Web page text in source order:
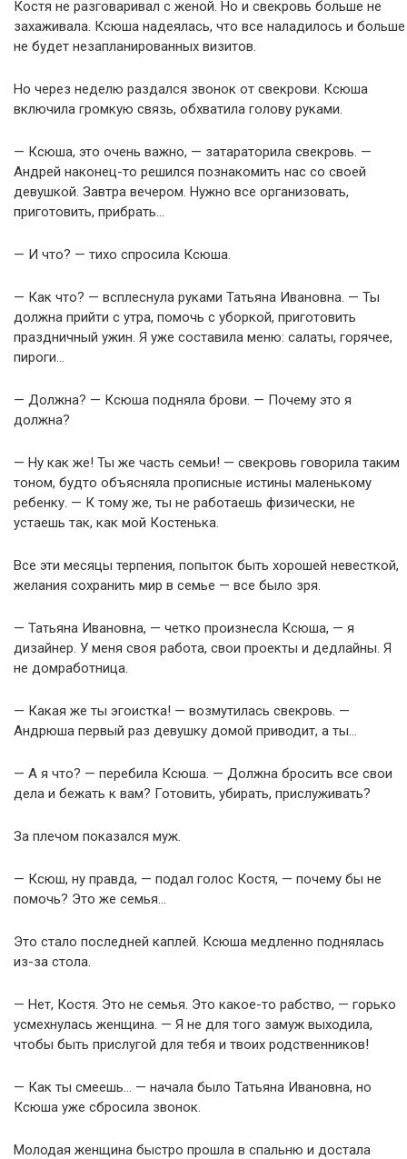
Костя не разговаривал с женой. Но и свекровь больше не
захаживала. Ксюша надеялась, что все наладилось и больше
не будет незапланированных визитов.
Но через неделю раздался звонок от свекрови. Ксюша
включила громкую связь, обхватила голову руками.
— Ксюша, это очень важно, — затараторила свекровь. —
Андрей наконец-то решился познакомить нас со своей
девушкой. Завтра вечером. Нужно все организовать,
приготовить, прибрать…
— И что? — тихо спросила Ксюша.
— Как что? — всплеснула руками Татьяна Ивановна. — Ты
должна прийти с утра, помочь с уборкой, приготовить
праздничный ужин. Я уже составила меню: салаты, горячее,
пироги…
— Должна? — Ксюша подняла брови. — Почему это я
должна?
— Ну как же! Ты же часть семьи! — свекровь говорила таким
тоном, будто объясняла прописные истины маленькому
ребенку. — К тому же, ты не работаешь физически, не
устаешь так, как мой Костенька.
Все эти месяцы терпения, попыток быть хорошей невесткой,
желания сохранить мир в семье — все было зря.
— Татьяна Ивановна, — четко произнесла Ксюша, — я
дизайнер. У меня своя работа, свои проекты и дедлайны. Я
не домработница.
— Какая же ты эгоистка! — возмутилась свекровь. —
Андрюша первый раз девушку домой приводит, а ты…
— А я что? — перебила Ксюша. — Должна бросить все свои
дела и бежать к вам? Готовить, убирать, прислуживать?
За плечом показался муж.
— Ксюш, ну правда, — подал голос Костя, — почему бы не
помочь? Это же семья…
Это стало последней каплей. Ксюша медленно поднялась
из-за стола.
— Нет, Костя. Это не семья. Это какое-то рабство, — горько
усмехнулась женщина. — Я не для того замуж выходила,
чтобы быть прислугой для тебя и твоих родственников!
— Как ты смеешь… — начала было Татьяна Ивановна, но
Ксюша уже сбросила звонок.
Молодая женщина быстро прошла в спальню и достала